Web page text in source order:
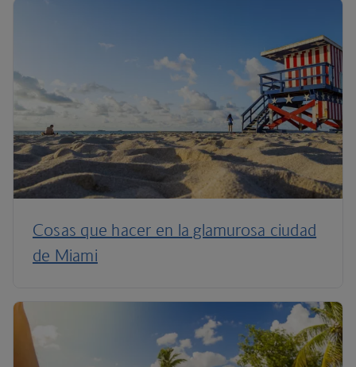
Cosas que hacer en la glamurosa ciudad
de Miami